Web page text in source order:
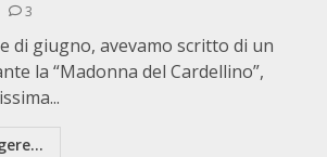
3
di giugno, avevamo scritto di un
la “Madonna del Cardellino”,